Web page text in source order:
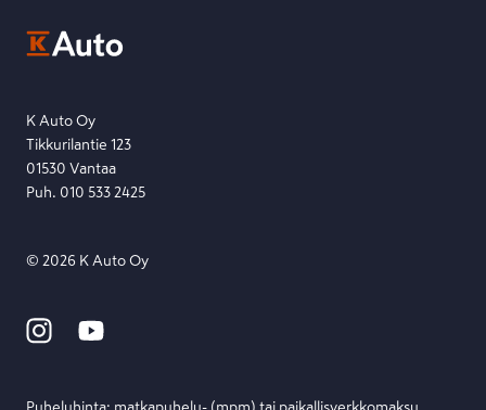
Etsi toimipiste
K Auto Oy
Tikkurilantie 123
01530 Vantaa
Puh. 010 533 2425
© 2026 K Auto Oy
Puheluhinta: matka­puhelu- (mpm) tai paikallis­verkko­maksu